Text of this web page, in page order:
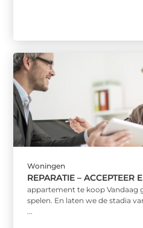
Woningen
REPARATIE – ACCEPTEER
appartement te koop Vandaag
spelen. En laten we de stadia
...